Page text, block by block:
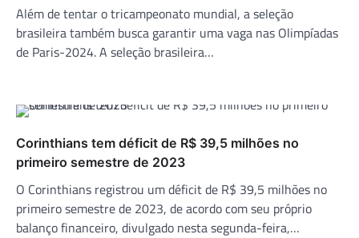
Além de tentar o tricampeonato mundial, a seleção
brasileira também busca garantir uma vaga nas Olimpíadas
de Paris-2024. A seleção brasileira…
Corinthians tem déficit de R$ 39,5 milhões no
primeiro semestre de 2023
O Corinthians registrou um déficit de R$ 39,5 milhões no
primeiro semestre de 2023, de acordo com seu próprio
balanço financeiro, divulgado nesta segunda-feira,…